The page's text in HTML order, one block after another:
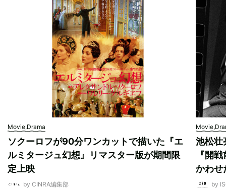
Movie,Drama
ソクーロフが90分ワンカットで描いた『エ
ルミタージュ幻想』リマスター版が期間限
定上映
by CINRA編集部
池松壮
『開
かわせ
by